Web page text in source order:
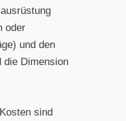
oder
und den
Dimension
sind